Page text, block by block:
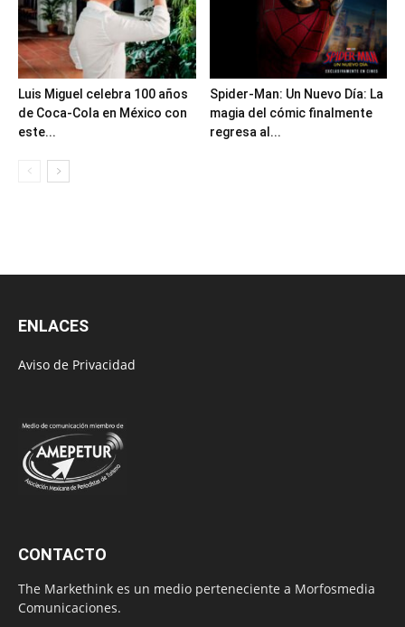
Luis Miguel celebra 100 años
de Coca-Cola en México con
este...
Spider-Man: Un Nuevo Día: La
magia del cómic finalmente
regresa al...
ENLACES
Aviso de Privacidad
CONTACTO
The Markethink es un medio perteneciente a Morfosmedia
Comunicaciones.